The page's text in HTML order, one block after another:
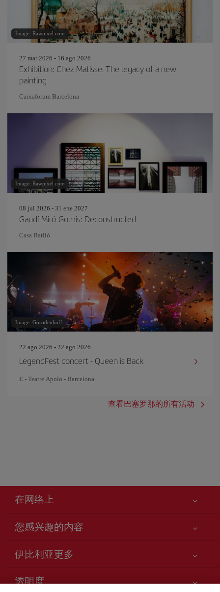
Image: Rawpixel.com
27 mar 2026 - 16 ago 2026
Exhibition: Chez Matisse. The legacy of a new
painting
Caixaforum Barcelona
Image: Rawpixel.com
08 jul 2026 - 31 ene 2027
Gaudí-Miró-Gomis: Deconstructed
Casa Batlló
Image: Gorodenkoff
22 ago 2026 - 22 ago 2026
LegendFest concert - Queen is Back
E - Teatre Apolo - Barcelona
查看巴塞罗那的所有活动
在网络上
您感兴趣的内容
网站访问声明
服务承诺
伊比利亚更多
透明度